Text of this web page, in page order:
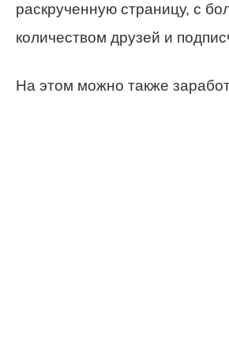
раскрученную страницу, с
количеством друзей и
На этом можно также